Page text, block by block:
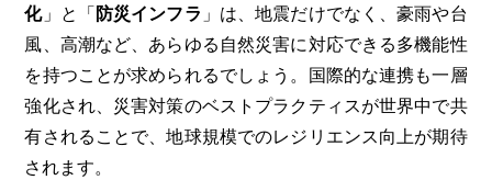
化」と「防災インフラ 」は、地震だけでなく、豪雨や台
風、高潮など、あらゆる自然災害に対応できる多機能性
を持つことが求められるでしょう。国際的な連携も一層
強化され、災害対策のベストプラクティスが世界中で共
有されることで、地球規模でのレジリエンス向上が期待
されます。